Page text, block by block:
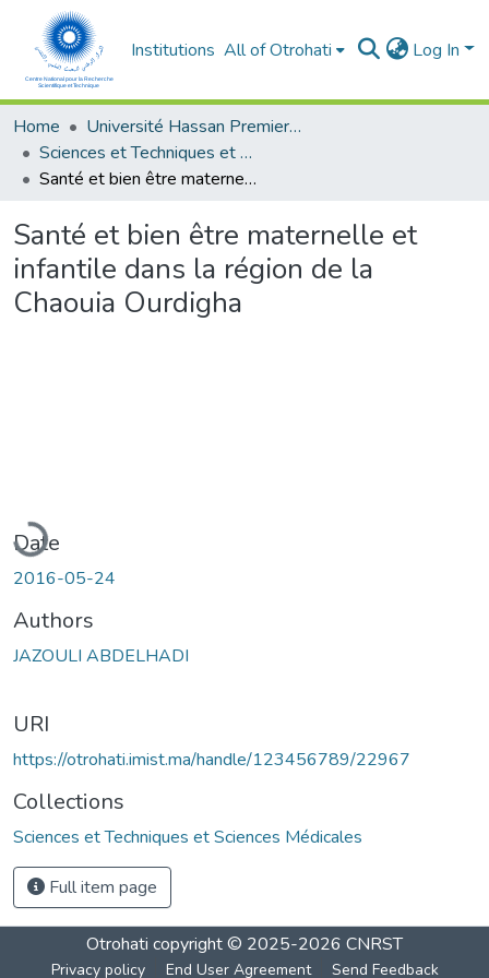
Institutions All of Otrohati Log In
Home
Université Hassan Premier- Settat
Sciences et Techniques et Sciences Médicales
Santé et bien être maternelle et infantile dans la région de la Chaouia Ourdigha
Santé et bien être maternelle et
infantile dans la région de la
Chaouia Ourdigha
Date
2016-05-24
Authors
JAZOULI ABDELHADI
URI
https://otrohati.imist.ma/handle/123456789/22967
Collections
Sciences et Techniques et Sciences Médicales
Full item page
Otrohati copyright © 2025-2026 CNRST
Privacy policy End User Agreement Send Feedback